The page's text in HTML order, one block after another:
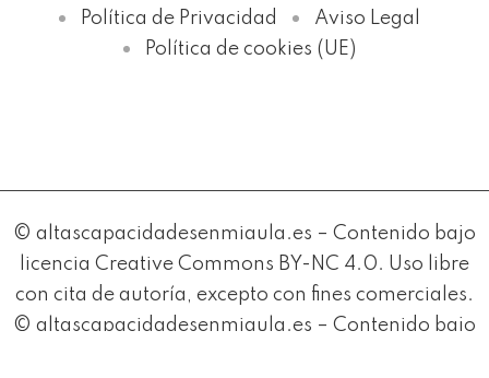
Política de Privacidad
Aviso Legal
Política de cookies (UE)
© altascapacidadesenmiaula.es – Contenido bajo
licencia Creative Commons BY-NC 4.0. Uso libre
con cita de autoría, excepto con fines comerciales.
© altascapacidadesenmiaula.es – Contenido bajo